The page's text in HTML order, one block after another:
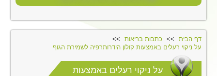
דף הבית
כתבות בריאות
על ניקוי רעלים באמצעות קולון הידרותרפיה לשמירת הגוף
על ניקוי רעלים באמצעות